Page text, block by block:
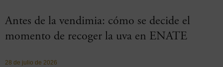
Antes de la vendimia: cómo se decide el
momento de recoger la uva en ENATE
28 de julio de 2026